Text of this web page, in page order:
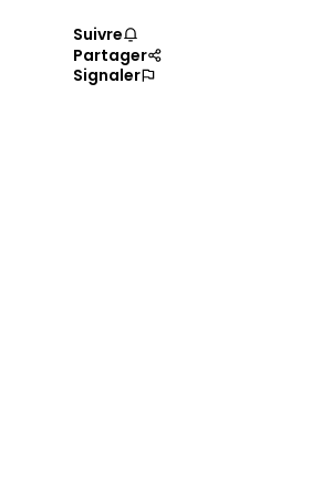
Suivre
Partager
Signaler